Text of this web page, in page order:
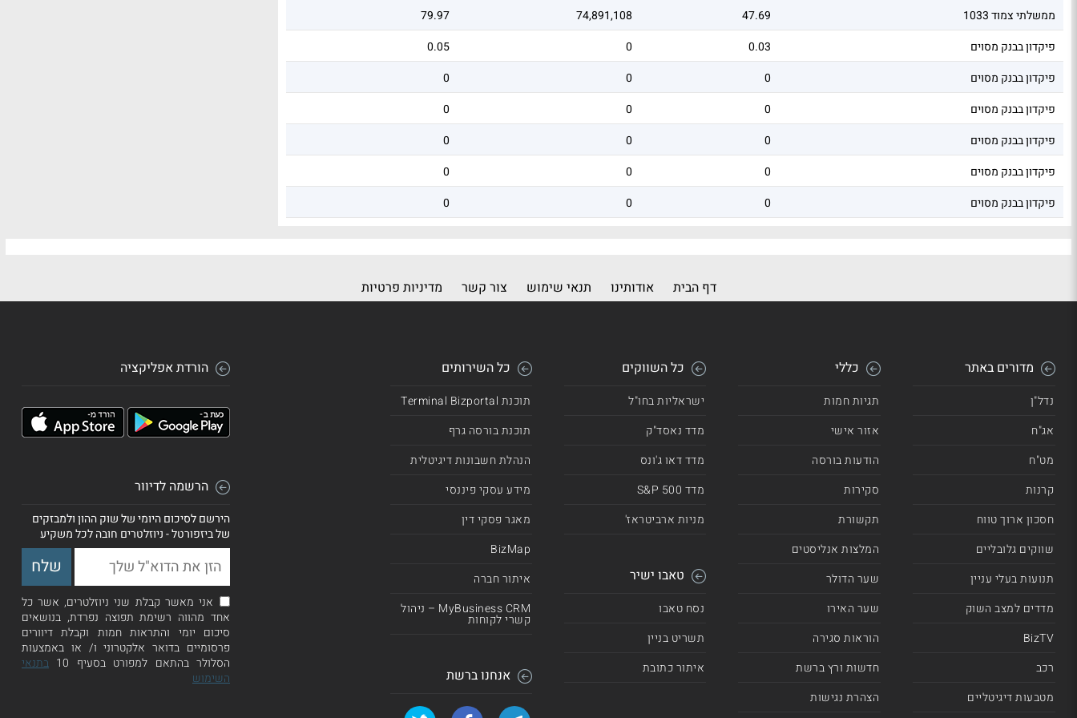
ממשלתי צמוד 1033
47.69
74,891,108
79.97
פיקדון בבנק מסוים
0.03
0
0.05
פיקדון בבנק מסוים
0
0
0
פיקדון בבנק מסוים
0
0
0
פיקדון בבנק מסוים
0
0
0
פיקדון בבנק מסוים
0
0
0
פיקדון בבנק מסוים
0
0
0
דף הבית אודותינו תנאי שימוש צור קשר מדיניות פרטיות
מדורים באתר
נדל"ן
אג"ח
מט"ח
קרנות
חסכון ארוך טווח
שווקים גלובליים
תנועות בעלי עניין
מדדים למצב השוק
BizTV
רכב
מטבעות דיגיטליים
כללי
תגיות חמות
אזור אישי
הודעות בורסה
סקירות
תקשורת
המלצות אנליסטים
שער הדולר
שער האירו
הוראות סגירה
חדשות ורץ ברשת
הצהרת נגישות
כל השווקים
ישראליות בחו"ל
מדד נאסד"ק
מדד דאו ג'ונס
מדד 500 S&P
מניות ארביטראז'
טאבו ישיר
נסח טאבו
תשריט בניין
איתור כתובת
כל השירותים
תוכנת Terminal Bizportal
תוכנת בורסה גרף
הנהלת חשבונות דיגיטלית
מידע עסקי פיננסי
מאגר פסקי דין
BizMap
איתור חברה
MyBusiness CRM – ניהול
קשרי לקוחות
אנחנו ברשת
הורדת אפליקציה
הרשמה לדיוור
הירשם לסיכום היומי של שוק ההון ולמבזקים
של ביזפורטל - ניוזלטרים חובה לכל משקיע
אני מאשר קבלת שני ניוזלטרים, אשר כל
אחד מהווה רשימת תפוצה נפרדת, בנושאים
סיכום יומי והתראות חמות וקבלת דיוורים
פרסומיים בדואר אלקטרוני ו/ או באמצעות
הסלולר בהתאם למפורט בסעיף 10
בתנאי
השימוש